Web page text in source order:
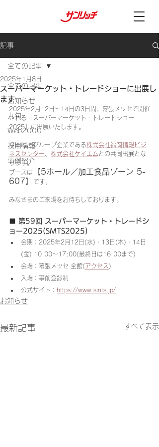
記事
全ての記事
お知らせ
九旬
Web2000
採用情報
事例紹介
全ての記事
スーパーマーケット・トレードショーに出展し
ます
2025年1月8日
2025年2月12日～14日の3日間、幕張メッセで開催
される「スーパーマーケット・トレードショー
2025」に出展いたします。
今回は、グループ企業である株式会社福岡情報ビジ
ネスセンター
株式会社ケイエムとの共同出展とな
ります。
ブースは
【5ホール／加工食品ゾーン 5-
607】
です。
みなさまのご来場をお待ちしております。
■ 第59回 スーパーマーケット・トレードシ
ョー2025(SMTS2025)
会期：2025年2月12日(水)・13日(木)・14日
(金) 10:00～17:00(最終日は16:00まで)
会場：幕張メッセ 全館(アクセス )
入場：事前登録制
公式サイト： https://www.smts.jp/
お知らせ
最新記事 すべて表示